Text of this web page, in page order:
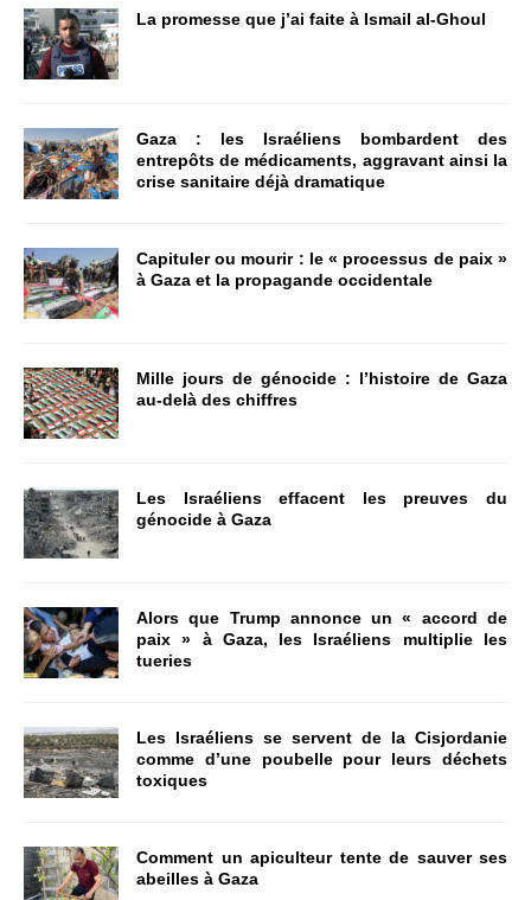
La promesse que j’ai faite à Ismail al-Ghoul
Gaza : les Israéliens bombardent des
entrepôts de médicaments, aggravant ainsi la
crise sanitaire déjà dramatique
Capituler ou mourir : le « processus de paix »
à Gaza et la propagande occidentale
Mille jours de génocide : l’histoire de Gaza
au-delà des chiffres
Les Israéliens effacent les preuves du
génocide à Gaza
Alors que Trump annonce un « accord de
paix » à Gaza, les Israéliens multiplie les
tueries
Les Israéliens se servent de la Cisjordanie
comme d’une poubelle pour leurs déchets
toxiques
Comment un apiculteur tente de sauver ses
abeilles à Gaza